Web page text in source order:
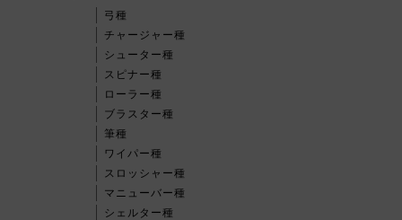
弓種
チャージャー種
シューター種
スピナー種
ローラー種
ブラスター種
筆種
ワイパー種
スロッシャー種
マニューバー種
シェルター種